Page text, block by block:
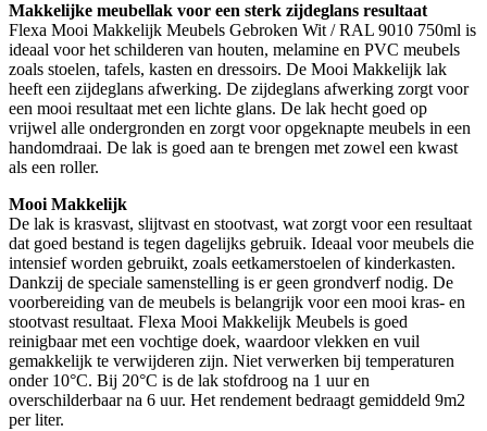
Makkelijke meubellak voor een sterk zijdeglans resultaat
Flexa Mooi Makkelijk Meubels Gebroken Wit / RAL 9010 750ml is
ideaal voor het schilderen van houten, melamine en PVC meubels
zoals stoelen, tafels, kasten en dressoirs. De Mooi Makkelijk lak
heeft een zijdeglans afwerking. De zijdeglans afwerking zorgt voor
een mooi resultaat met een lichte glans. De lak hecht goed op
vrijwel alle ondergronden en zorgt voor opgeknapte meubels in een
handomdraai. De lak is goed aan te brengen met zowel een kwast
als een roller.
Mooi Makkelijk
De lak is krasvast, slijtvast en stootvast, wat zorgt voor een resultaat
dat goed bestand is tegen dagelijks gebruik. Ideaal voor meubels die
intensief worden gebruikt, zoals eetkamerstoelen of kinderkasten.
Dankzij de speciale samenstelling is er geen grondverf nodig. De
voorbereiding van de meubels is belangrijk voor een mooi kras- en
stootvast resultaat. Flexa Mooi Makkelijk Meubels is goed
reinigbaar met een vochtige doek, waardoor vlekken en vuil
gemakkelijk te verwijderen zijn. Niet verwerken bij temperaturen
onder 10°C. Bij 20°C is de lak stofdroog na 1 uur en
overschilderbaar na 6 uur. Het rendement bedraagt gemiddeld 9m2
per liter.